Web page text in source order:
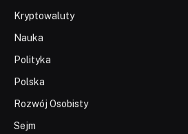
Kryptowaluty
Nauka
Polityka
Polska
Rozwój Osobisty
Sejm